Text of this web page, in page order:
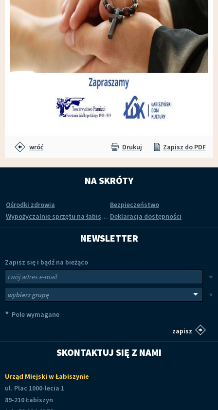
wróć Drukuj Zapisz do PDF
NA SKRÓTY
Ośrodki zdrowia
Bezpieczeństwo
Wypożyczalnie sprzętu na łabiszyńskiej wyspie Deklaracja dostępności
NEWSLETTER
Zapisz się i bądź na bieżąco
Newsletter
*
*
* Pole wymagane
SKONTAKTUJ SIĘ Z NAMI
Urząd Miejski w Łabiszynie
ul. Plac 1000-lecia 1
89-210 Łabiszyn